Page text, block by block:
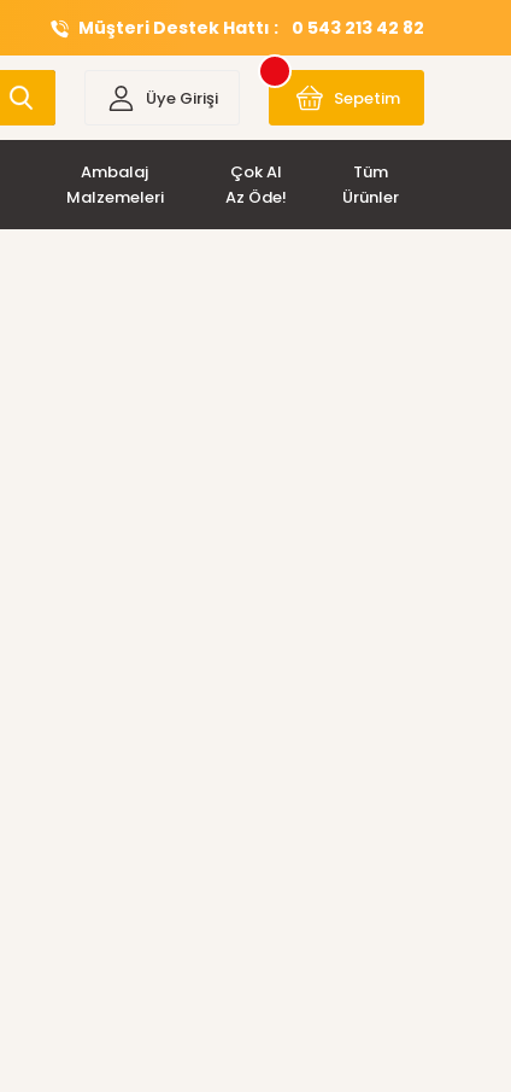
Müşteri Destek Hattı : 0 543 213 42 82
Üye Girişi Sepetim
Ambalaj
Malzemeleri
Çok Al
Az Öde!
Tüm
Ürünler